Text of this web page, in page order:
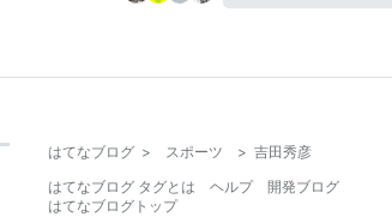
はてなブログ > スポーツ > 吉田秀彦
はてなブログ タグとは
ヘルプ
開発ブログ
はてなブログトップ